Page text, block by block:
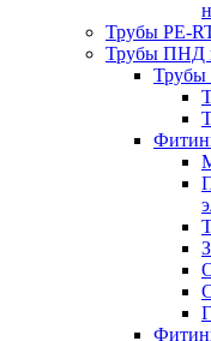
Трубы PE-
Трубы ПНД
Трубы